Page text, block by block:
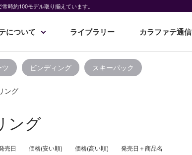
時約100モデル取り揃えています。
について ライブラリー カラファテ通信
ビンディング スキーパック
ング
ング
売日 価格(安い順) 価格(高い順) 発売日＋商品名